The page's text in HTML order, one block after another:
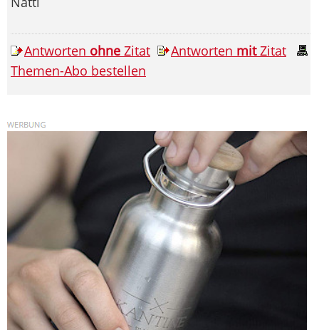
Antworten ohne Zitat Antworten mitZitat
Themen-Abo bestellen